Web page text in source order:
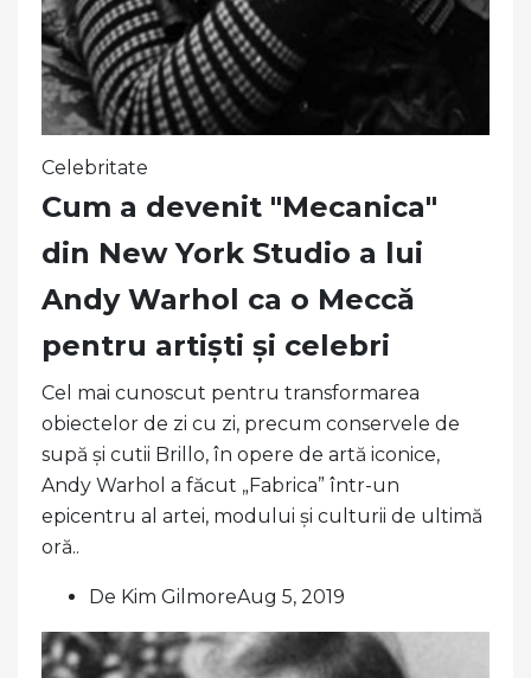
Celebritate
Cum a devenit "Mecanica"
din New York Studio a lui
Andy Warhol ca o Meccă
pentru artiști și celebri
Cel mai cunoscut pentru transformarea
obiectelor de zi cu zi, precum conservele de
supă și cutii Brillo, în opere de artă iconice,
Andy Warhol a făcut „Fabrica” într-un
epicentru al artei, modului și culturii de ultimă
oră..
De Kim GilmoreAug 5, 2019